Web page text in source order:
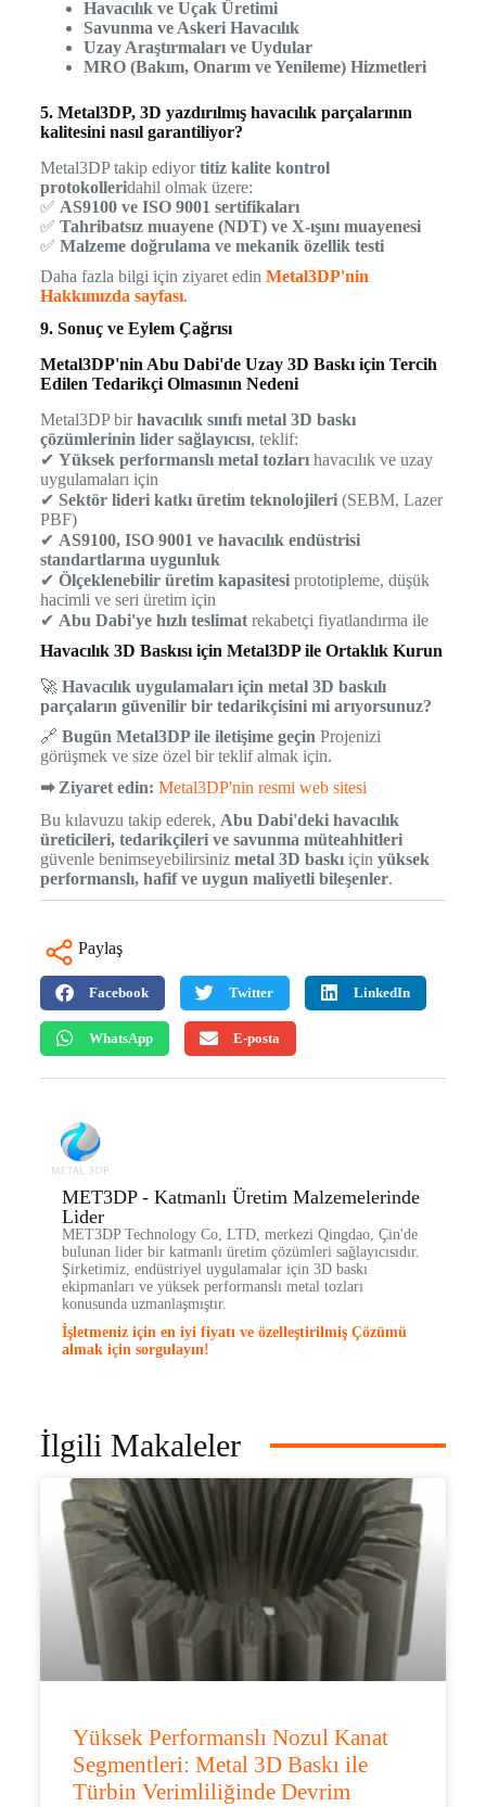
Havacılık ve Uçak Üretimi
Savunma ve Askeri Havacılık
Uzay Araştırmaları ve Uydular
MRO (Bakım, Onarım ve Yenileme) Hizmetleri
5. Metal3DP, 3D yazdırılmış havacılık parçalarının
kalitesini nasıl garantiliyor?
Metal3DP takip ediyortitiz kalite kontrol
protokolleridahil olmak üzere:
✅ AS9100 ve ISO 9001 sertifikaları
✅ Tahribatsız muayene (NDT) ve X-ışını muayenesi
✅ Malzeme doğrulama ve mekanik özellik testi
Daha fazla bilgi için ziyaret edin Metal3DP'nin
Hakkımızda sayfası.
9. Sonuç ve Eylem Çağrısı
Metal3DP'nin Abu Dabi'de Uzay 3D Baskı için Tercih
Edilen Tedarikçi Olmasının Nedeni
Metal3DP birhavacılık sınıfı metal 3D baskı
çözümlerinin lider sağlayıcısı, teklif:
✔ Yüksek performanslı metal tozlarıhavacılık ve uzay
uygulamaları için
✔ Sektör lideri katkı üretim teknolojileri(SEBM, Lazer
PBF)
✔ AS9100, ISO 9001 ve havacılık endüstrisi
standartlarına uygunluk
✔ Ölçeklenebilir üretim kapasitesiprototipleme, düşük
hacimli ve seri üretim için
✔ Abu Dabi'ye hızlı teslimatrekabetçi fiyatlandırma ile
Havacılık 3D Baskısı için Metal3DP ile Ortaklık Kurun
🚀 Havacılık uygulamaları için metal 3D baskılı
parçaların güvenilir bir tedarikçisini mi arıyorsunuz?
🔗 Bugün Metal3DP ile iletişime geçin Projenizi
görüşmek ve size özel bir teklif almak için.
➡ Ziyaret edin: Metal3DP'nin resmi web sitesi
Bu kılavuzu takip ederek, Abu Dabi'deki havacılık
üreticileri, tedarikçileri ve savunma müteahhitleri
güvenle benimseyebilirsiniz metal 3D baskıiçin yüksek
performanslı, hafif ve uygun maliyetli bileşenler.
Paylaş
Facebook Twitter LinkedIn
WhatsApp E-posta
MET3DP - Katmanlı Üretim Malzemelerinde
Lider
MET3DP Technology Co, LTD, merkezi Qingdao, Çin'de
bulunan lider bir katmanlı üretim çözümleri sağlayıcısıdır.
Şirketimiz, endüstriyel uygulamalar için 3D baskı
ekipmanları ve yüksek performanslı metal tozları
konusunda uzmanlaşmıştır.
İşletmeniz için en iyi fiyatı ve özelleştirilmiş Çözümü
almak için sorgulayın!
İlgili Makaleler
Yüksek Performanslı Nozul Kanat
Segmentleri: Metal 3D Baskı ile
Türbin Verimliliğinde Devrim